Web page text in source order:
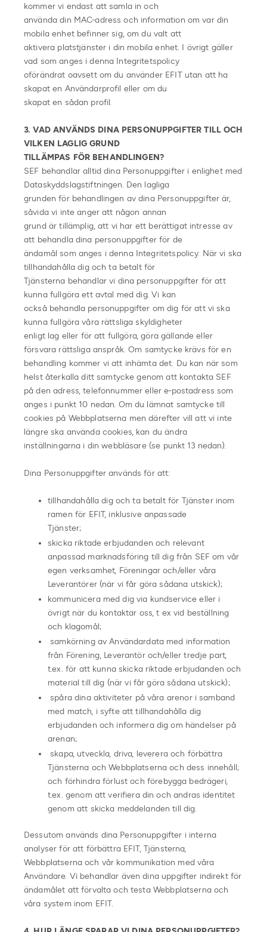
kommer vi endast att samla in och
använda din MAC-adress och information om var din
mobila enhet befinner sig, om du valt att
aktivera platstjänster i din mobila enhet. I övrigt gäller
vad som anges i denna Integritetspolicy
oförändrat oavsett om du använder EFIT utan att ha
skapat en Användarprofil eller om du
skapat en sådan profil.
3. VAD ANVÄNDS DINA PERSONUPPGIFTER TILL OCH
VILKEN LAGLIG GRUND
TILLÄMPAS FÖR BEHANDLINGEN?
SEF behandlar alltid dina Personuppgifter i enlighet med
Dataskyddslagstiftningen. Den lagliga
grunden för behandlingen av dina Personuppgifter är,
såvida vi inte anger att någon annan
grund är tillämplig, att vi har ett berättigat intresse av
att behandla dina personuppgifter för de
ändamål som anges i denna Integritetspolicy. När vi ska
tillhandahålla dig och ta betalt för
Tjänsterna behandlar vi dina personuppgifter för att
kunna fullgöra ett avtal med dig. Vi kan
också behandla personuppgifter om dig för att vi ska
kunna fullgöra våra rättsliga skyldigheter
enligt lag eller för att fullgöra, göra gällande eller
försvara rättsliga anspråk. Om samtycke krävs för en
behandling kommer vi att inhämta det. Du kan när som
helst återkalla ditt samtycke genom att kontakta SEF
på den adress, telefonnummer eller e-postadress som
anges i punkt 10 nedan. Om du lämnat samtycke till
cookies på Webbplatserna men därefter vill att vi inte
längre ska använda cookies, kan du ändra
inställningarna i din webbläsare (se punkt 13 nedan).
Dina Personuppgifter används för att:
tillhandahålla dig och ta betalt för Tjänster inom
ramen för EFIT, inklusive anpassade
Tjänster;
skicka riktade erbjudanden och relevant
anpassad marknadsföring till dig från SEF om vår
egen verksamhet, Föreningar och/eller våra
Leverantörer (när vi får göra sådana utskick);
kommunicera med dig via kundservice eller i
övrigt när du kontaktar oss, t ex vid beställning
och klagomål;
samkörning av Användardata med information
från Förening, Leverantör och/eller tredje part,
t.ex. för att kunna skicka riktade erbjudanden och
material till dig (när vi får göra sådana utskick);
spåra dina aktiviteter på våra arenor i samband
med match, i syfte att tillhandahålla dig
erbjudanden och informera dig om händelser på
arenan;
skapa, utveckla, driva, leverera och förbättra
Tjänsterna och Webbplatserna och dess innehåll;
och förhindra förlust och förebygga bedrägeri,
t.ex. genom att verifiera din och andras identitet
genom att skicka meddelanden till dig.
Dessutom används dina Personuppgifter i interna
analyser för att förbättra EFIT, Tjänsterna,
Webbplatserna och vår kommunikation med våra
Användare. Vi behandlar även dina uppgifter indirekt för
ändamålet att förvalta och testa Webbplatserna och
våra system inom EFIT.